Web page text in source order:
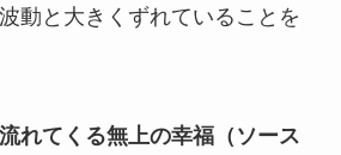
動と大きくずれていることを
れてくる無上の幸福（ソース